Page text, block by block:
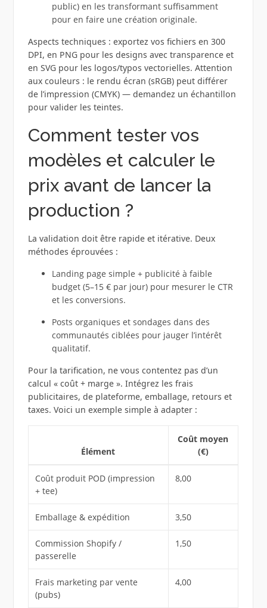
public) en les transformant suffisamment
pour en faire une création originale.
Aspects techniques : exportez vos fichiers en 300
DPI, en PNG pour les designs avec transparence et
en SVG pour les logos/typos vectorielles. Attention
aux couleurs : le rendu écran (sRGB) peut différer
de l’impression (CMYK) — demandez un échantillon
pour valider les teintes.
Comment tester vos
modèles et calculer le
prix avant de lancer la
production ?
La validation doit être rapide et itérative. Deux
méthodes éprouvées :
Landing page simple + publicité à faible
budget (5–15 € par jour) pour mesurer le CTR
et les conversions.
Posts organiques et sondages dans des
communautés ciblées pour jauger l’intérêt
qualitatif.
Pour la tarification, ne vous contentez pas d’un
calcul « coût + marge ». Intégrez les frais
publicitaires, de plateforme, emballage, retours et
taxes. Voici un exemple simple à adapter :
Élément
Coût moyen
(€)
Coût produit POD (impression
+ tee)
8,00
Emballage & expédition 3,50
Commission Shopify /
passerelle
1,50
Frais marketing par vente
(pubs)
4,00